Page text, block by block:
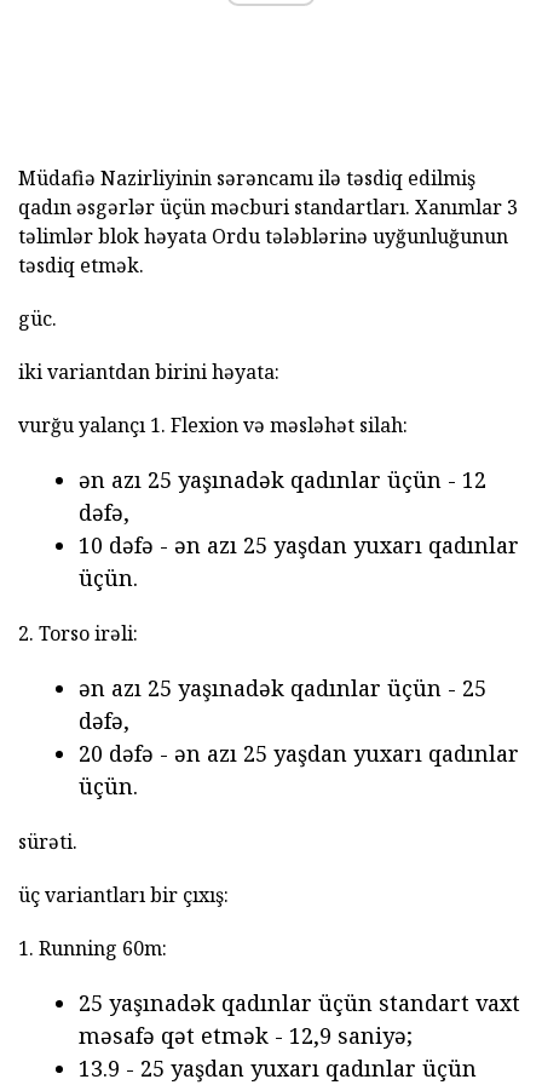
Müdafiə Nazirliyinin sərəncamı ilə təsdiq edilmiş
qadın əsgərlər üçün məcburi standartları. Xanımlar 3
təlimlər blok həyata Ordu tələblərinə uyğunluğunun
təsdiq etmək.
güc.
iki variantdan birini həyata:
vurğu yalançı 1. Flexion və məsləhət silah:
ən azı 25 yaşınadək qadınlar üçün - 12
dəfə,
10 dəfə - ən azı 25 yaşdan yuxarı qadınlar
üçün.
2. Torso irəli:
ən azı 25 yaşınadək qadınlar üçün - 25
dəfə,
20 dəfə - ən azı 25 yaşdan yuxarı qadınlar
üçün.
sürəti.
üç variantları bir çıxış:
1. Running 60m:
25 yaşınadək qadınlar üçün standart vaxt
məsafə qət etmək - 12,9 saniyə;
13.9 - 25 yaşdan yuxarı qadınlar üçün